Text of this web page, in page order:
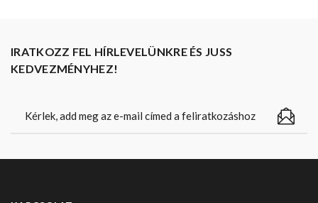
IRATKOZZ FEL HÍRLEVELÜNKRE ÉS JUSS
KEDVEZMÉNYHEZ!